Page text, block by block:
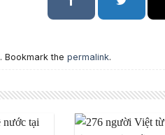
. Bookmark the permalink.